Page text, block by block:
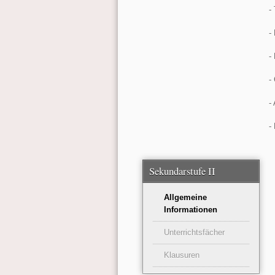
-
-
-
-
-
-
Sekundarstufe II
Allgemeine
Informationen
Unterrichtsfächer
Klausuren